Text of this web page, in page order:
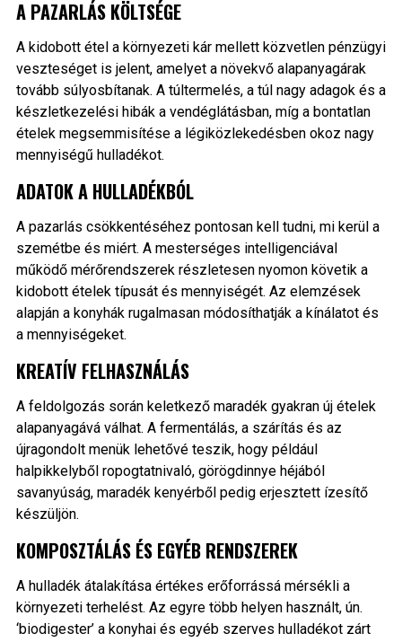
A PAZARLÁS KÖLTSÉGE
A kidobott étel a környezeti kár mellett közvetlen pénzügyi
veszteséget is jelent, amelyet a növekvő alapanyagárak
tovább súlyosbítanak. A túltermelés, a túl nagy adagok és a
készletkezelési hibák a vendéglátásban, míg a bontatlan
ételek megsemmisítése a légiközlekedésben okoz nagy
mennyiségű hulladékot.
ADATOK A HULLADÉKBÓL
A pazarlás csökkentéséhez pontosan kell tudni, mi kerül a
szemétbe és miért. A mesterséges intelligenciával
működő mérőrendszerek részletesen nyomon követik a
kidobott ételek típusát és mennyiségét. Az elemzések
alapján a konyhák rugalmasan módosíthatják a kínálatot és
a mennyiségeket.
KREATÍV FELHASZNÁLÁS
A feldolgozás során keletkező maradék gyakran új ételek
alapanyagává válhat. A fermentálás, a szárítás és az
újragondolt menük lehetővé teszik, hogy például
halpikkelyből ropogtatnivaló, görögdinnye héjából
savanyúság, maradék kenyérből pedig erjesztett ízesítő
készüljön.
KOMPOSZTÁLÁS ÉS EGYÉB RENDSZEREK
A hulladék átalakítása értékes erőforrássá mérsékli a
környezeti terhelést. Az egyre több helyen használt, ún.
‘biodigester’ a konyhai és egyéb szerves hulladékot zárt